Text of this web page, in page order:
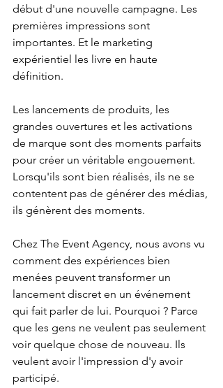
début d'une nouvelle campagne. Les
premières impressions sont
importantes. Et le marketing
expérientiel les livre en haute
définition.
Les lancements de produits, les
grandes ouvertures et les activations
de marque sont des moments parfaits
pour créer un véritable engouement.
Lorsqu'ils sont bien réalisés, ils ne se
contentent pas de générer des médias,
ils génèrent des moments.
Chez The Event Agency, nous avons vu
comment des expériences bien
menées peuvent transformer un
lancement discret en un événement
qui fait parler de lui. Pourquoi ? Parce
que les gens ne veulent pas seulement
voir quelque chose de nouveau. Ils
veulent avoir l'impression d'y avoir
participé.